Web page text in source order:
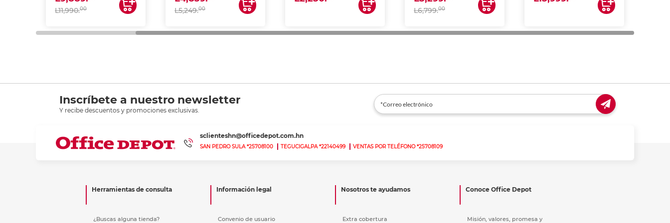
L11,990.00 L5,249.00 L6,799.00
Inscríbete a nuestro newsletter
Y recibe descuentos y promociones exclusivas.
sclienteshn@officedepot.com.hn
SAN PEDRO SULA *25708100 TEGUCIGALPA *22140499 VENTAS POR TELÉFONO *25708109
Herramientas de consulta
¿Buscas alguna tienda?
Información legal
Convenio de usuario
Nosotros te ayudamos
Extra cobertura
Conoce Office Depot
Misión, valores, promesa y